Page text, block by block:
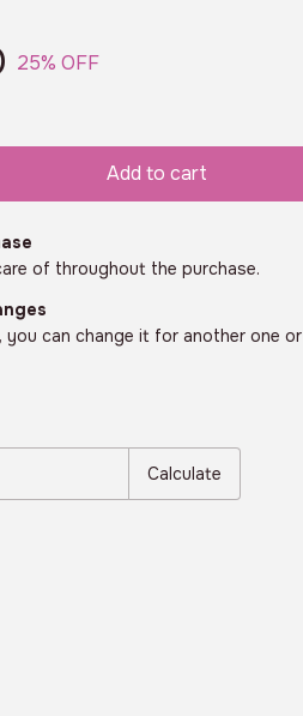
25% OFF
of throughout the purchase.
you can change it for another one or
Calculate